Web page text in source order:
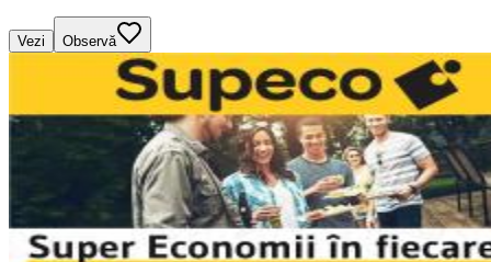
Vezi Observă